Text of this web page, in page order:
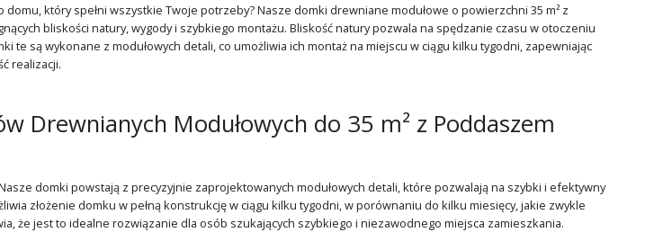
który spełni wszystkie Twoje potrzeby? Nasze domki drewniane modułowe o powierzchni 35 m² z
bliskości natury, wygody i szybkiego montażu. Bliskość natury pozwala na spędzanie czasu w otoczeniu
te są wykonane z modułowych detali, co umożliwia ich montaż na miejscu w ciągu kilku tygodni, zapewniając
realizacji.
Drewnianych Modułowych do 35 m² z Poddaszem
domki powstają z precyzyjnie zaprojektowanych modułowych detali, które pozwalają na szybki i efektywny
złożenie domku w pełną konstrukcję w ciągu kilku tygodni, w porównaniu do kilku miesięcy, jakie zwykle
że jest to idealne rozwiązanie dla osób szukających szybkiego i niezawodnego miejsca zamieszkania.